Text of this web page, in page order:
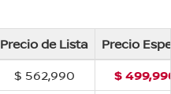
Precio de Lista
Precio
$ 562,990
$